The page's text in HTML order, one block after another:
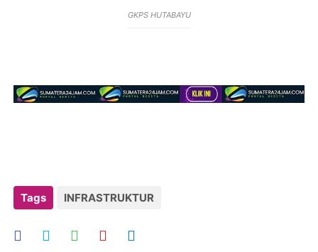
GKPS HUTABAYU
Tags INFRASTRUKTUR